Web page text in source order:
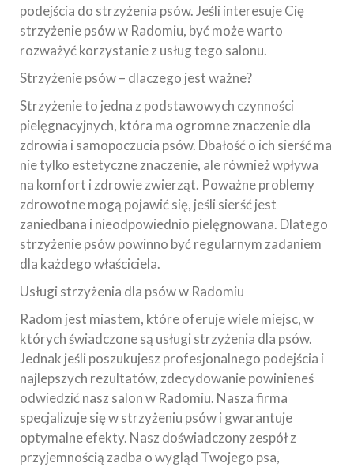
podejścia do strzyżenia psów. Jeśli interesuje Cię
strzyżenie psów w Radomiu, być może warto
rozważyć korzystanie z usług tego salonu.
Strzyżenie psów – dlaczego jest ważne?
Strzyżenie to jedna z podstawowych czynności
pielęgnacyjnych, która ma ogromne znaczenie dla
zdrowia i samopoczucia psów. Dbałość o ich sierść ma
nie tylko estetyczne znaczenie, ale również wpływa
na komfort i zdrowie zwierząt. Poważne problemy
zdrowotne mogą pojawić się, jeśli sierść jest
zaniedbana i nieodpowiednio pielęgnowana. Dlatego
strzyżenie psów powinno być regularnym zadaniem
dla każdego właściciela.
Usługi strzyżenia dla psów w Radomiu
Radom jest miastem, które oferuje wiele miejsc, w
których świadczone są usługi strzyżenia dla psów.
Jednak jeśli poszukujesz profesjonalnego podejścia i
najlepszych rezultatów, zdecydowanie powinieneś
odwiedzić nasz salon w Radomiu. Nasza firma
specjalizuje się w strzyżeniu psów i gwarantuje
optymalne efekty. Nasz doświadczony zespół z
przyjemnością zadba o wygląd Twojego psa,